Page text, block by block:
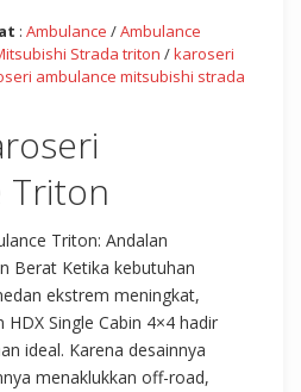
: Ambulance /Ambulance
Strada triton /karoseri
ambulance mitsubishi strada
Triton
Triton: Andalan
Berat Ketika kebutuhan
ekstrem meningkat,
Single Cabin 4×4 hadir
ideal. Karena desainnya
menaklukkan off-road,